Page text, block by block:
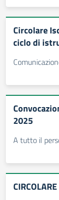
Circolare
ciclo di
2025
A tutto il